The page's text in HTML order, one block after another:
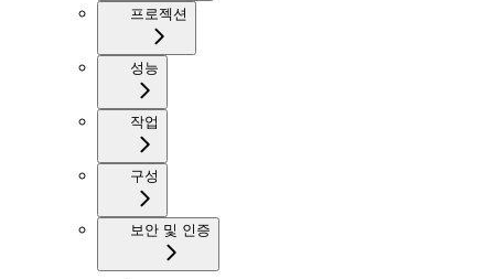
프로젝션
성능
작업
구성
보안 및 인증